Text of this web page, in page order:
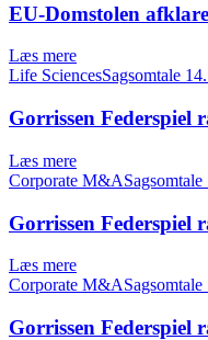
EU-Domstolen
Læs mere
Life SciencesSagsomtale
Gorrissen Federspiel
Læs mere
Corporate M&ASagsomtale
Gorrissen Federspiel
Læs mere
Corporate M&ASagsomtale
Gorrissen Federspiel